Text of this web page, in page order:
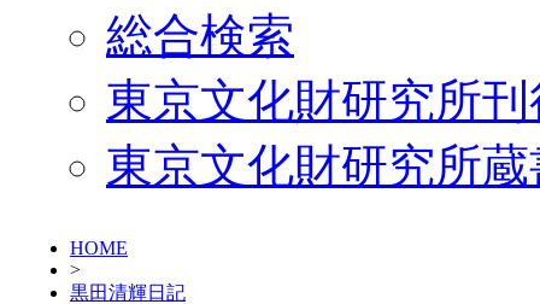
総合検索
東京文化財研究所
東京文化財研究所
HOME
>
黒田清輝日記